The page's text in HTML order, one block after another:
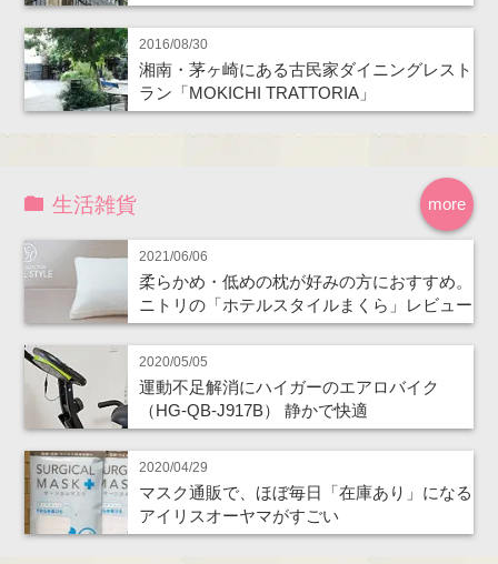
2016/08/30
湘南・茅ヶ崎にある古民家ダイニングレスト
ラン「MOKICHI TRATTORIA」
more
生活雑貨
2021/06/06
柔らかめ・低めの枕が好みの方におすすめ。
ニトリの「ホテルスタイルまくら」レビュー
2020/05/05
運動不足解消にハイガーのエアロバイク
（HG-QB-J917B） 静かで快適
2020/04/29
マスク通販で、ほぼ毎日「在庫あり」になる
アイリスオーヤマがすごい